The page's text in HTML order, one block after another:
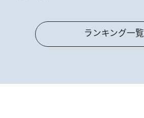
ランキング一覧